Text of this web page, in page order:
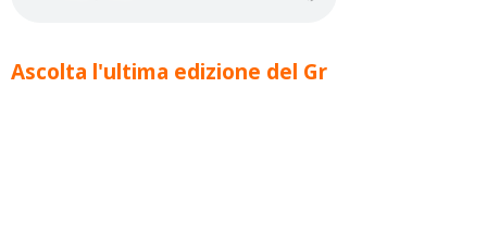
Ascolta l'ultima edizione del Gr